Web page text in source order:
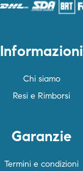
Informazioni
Chi siamo
Resi e Rimborsi
Garanzie
Termini e condizioni